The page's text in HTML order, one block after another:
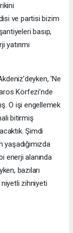
ve partisi bizim
basıp,
yatırımı
'Ne
Körfezi’nde
O işi engellemek
bitirmiş
Şimdi
enerji alanında
bazıları
zihniyeti